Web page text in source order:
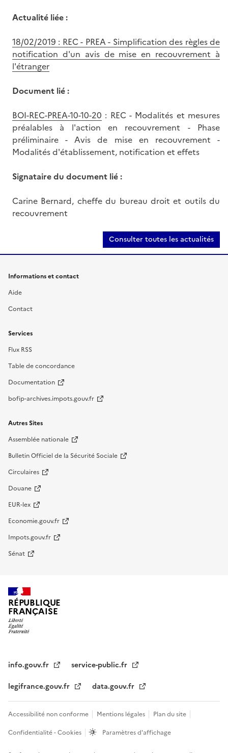
Actualité liée :
18/02/2019 : REC - PREA - Simplification des règles de
notification d'un avis de mise en recouvrement à
l'étranger
Document lié :
BOI-REC-PREA-10-10-20 : REC - Modalités et mesures
préalables à l'action en recouvrement - Phase
préliminaire - Avis de mise en recouvrement -
Modalités d'établissement, notification et effets
Signataire du document lié :
Carine Bernard, cheffe du bureau droit et outils du
recouvrement
Consulter toutes les actualités
Informations et contact
Aide
Contact
Services
Flux RSS
Table de concordance
Documentation
bofip-archives.impots.gouv.fr
Autres Sites
Assemblée nationale
Bulletin Officiel de la Sécurité Sociale
Circulaires
Douane
EUR-lex
Economie.gouv.fr
Impots.gouv.fr
Sénat
RÉPUBLIQUE
FRANÇAISE
info.gouv.fr
service-public.fr
legifrance.gouv.fr
data.gouv.fr
Accessibilité non conforme Mentions légales
Plan du site
Confidentialité - Cookies
Paramètres d'affichage